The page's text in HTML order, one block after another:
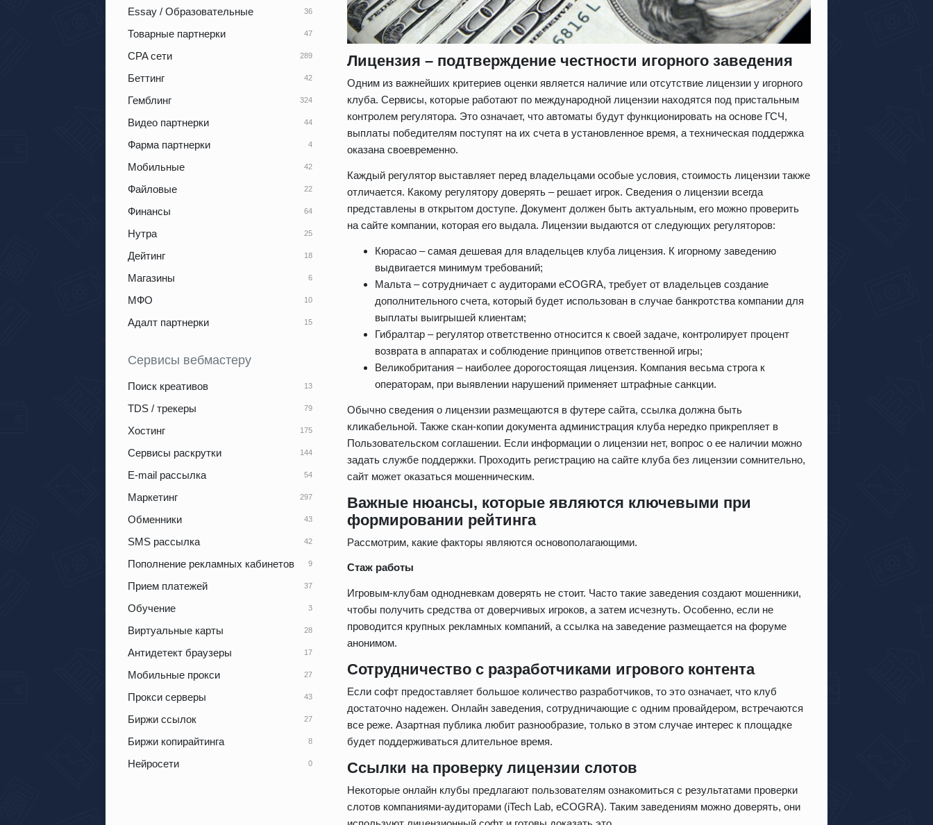
Лицензия – подтверждение честности игорного заведения
Одним из важнейших критериев оценки является наличие или отсутствие лицензии у игорного
клуба. Сервисы, которые работают по международной лицензии находятся под пристальным
контролем регулятора. Это означает, что автоматы будут функционировать на основе ГСЧ,
выплаты победителям поступят на их счета в установленное время, а техническая поддержка
оказана своевременно.
Каждый регулятор выставляет перед владельцами особые условия, стоимость лицензии также
отличается. Какому регулятору доверять – решает игрок. Сведения о лицензии всегда
представлены в открытом доступе. Документ должен быть актуальным, его можно проверить
на сайте компании, которая его выдала. Лицензии выдаются от следующих регуляторов:
Кюрасао – самая дешевая для владельцев клуба лицензия. К игорному заведению
выдвигается минимум требований;
Мальта – сотрудничает с аудиторами eCOGRA, требует от владельцев создание
дополнительного счета, который будет использован в случае банкротства компании для
выплаты выигрышей клиентам;
Гибралтар – регулятор ответственно относится к своей задаче, контролирует процент
возврата в аппаратах и соблюдение принципов ответственной игры;
Великобритания – наиболее дорогостоящая лицензия. Компания весьма строга к
операторам, при выявлении нарушений применяет штрафные санкции.
Обычно сведения о лицензии размещаются в футере сайта, ссылка должна быть
кликабельной. Также скан-копии документа администрация клуба нередко прикрепляет в
Пользовательском соглашении. Если информации о лицензии нет, вопрос о ее наличии можно
задать службе поддержки. Проходить регистрацию на сайте клуба без лицензии сомнительно,
сайт может оказаться мошенническим.
Важные нюансы, которые являются ключевыми при
формировании рейтинга
Рассмотрим, какие факторы являются основополагающими.
Стаж работы
Игровым-клубам однодневкам доверять не стоит. Часто такие заведения создают мошенники,
чтобы получить средства от доверчивых игроков, а затем исчезнуть. Особенно, если не
проводится крупных рекламных компаний, а ссылка на заведение размещается на форуме
анонимом.
Сотрудничество с разработчиками игрового контента
Если софт предоставляет большое количество разработчиков, то это означает, что клуб
достаточно надежен. Онлайн заведения, сотрудничающие с одним провайдером, встречаются
все реже. Азартная публика любит разнообразие, только в этом случае интерес к площадке
будет поддерживаться длительное время.
Ссылки на проверку лицензии слотов
Некоторые онлайн клубы предлагают пользователям ознакомиться с результатами проверки
слотов компаниями-аудиторами (iTech Lab, eCOGRA). Таким заведениям можно доверять, они
Essay / Образовательные
Товарные партнерки
CPA сети
Беттинг
Гемблинг
Видео партнерки
Фарма партнерки
Мобильные
Файловые
Финансы
Нутра
Дейтинг
Магазины
МФО
Адалт партнерки
Сервисы вебмастеру
Поиск креативов
TDS / трекеры
Хостинг
Сервисы раскрутки
E-mail рассылка
Маркетинг
Обменники
SMS рассылка
Пополнение рекламных кабинетов
Прием платежей
Обучение
Виртуальные карты
Антидетект браузеры
Мобильные прокси
Прокси серверы
Биржи ссылок
Биржи копирайтинга
Нейросети